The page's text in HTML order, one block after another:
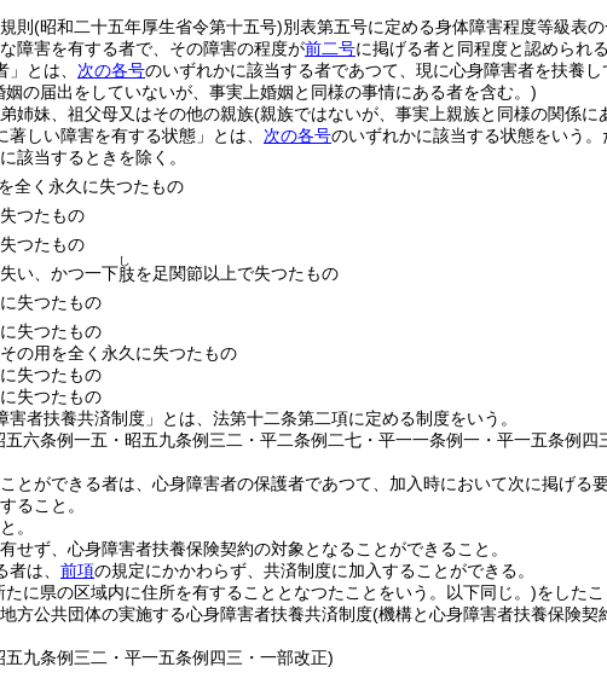
則 (昭和二十五年厚生省令第十五号)別表第五号に定める身体障害程度等級表
障害を有する者で、その障害の程度が前二号に掲げる者と同程度と認められ
とは、 次の各号のいずれかに該当する者であつて、現に心身障害者を扶養し
姻の届出をしていないが、事実上婚姻と同様の事情にある者を含む。)
姉妹、祖父母又はその他の親族(親族ではないが、事実上親族と同様の関係に
しい障害を有する状態」とは、 次の各号のいずれかに該当する状態をいう。
該当するときを除く。
全く永久に失つたもの
つたもの
つたもの
い、かつ一下肢
し
を足関節以上で失つたもの
失つたもの
失つたもの
の用を全く永久に失つたもの
失つたもの
失つたもの
害者扶養共済制度」とは、法第十二条第二項に定める制度をいう。
六条例一五・昭五九条例三二・平二条例二七・平一一条例一・平一五条例四
とができる者は、心身障害者の保護者であつて、加入時において次に掲げる
ること。
。
せず、心身障害者扶養保険契約の対象となることができること。
は、 前項の規定にかかわらず、共済制度に加入することができる。
たに県の区域内に住所を有することとなつたことをいう。以下同じ。)をしたこ
方公共団体の実施する心身障害者扶養共済制度(機構と心身障害者扶養保険契
九条例三二・平一五条例四三・一部改正)